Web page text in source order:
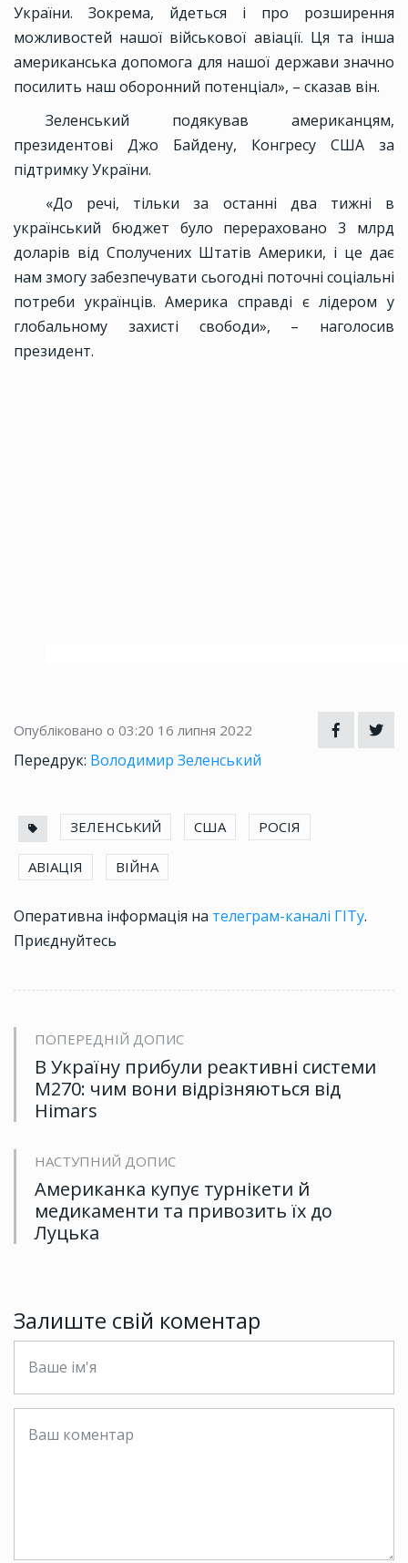
України. Зокрема, йдеться і про розширення
можливостей нашої військової авіації. Ця та інша
американська допомога для нашої держави значно
посилить наш оборонний потенціал», – сказав він.
Зеленський подякував американцям,
президентові Джо Байдену, Конгресу США за
підтримку України.
«До речі, тільки за останні два тижні в
український бюджет було перераховано 3 млрд
доларів від Сполучених Штатів Америки, і це дає
нам змогу забезпечувати сьогодні поточні соціальні
потреби українців. Америка справді є лідером у
глобальному захисті свободи», – наголосив
президент.
Опубліковано о 03:20 16 липня 2022
Передрук: Володимир Зеленський
ЗЕЛЕНСЬКИЙ США РОСІЯ
АВІАЦІЯ ВІЙНА
Оперативна інформація на телеграм-каналі ГІТу.
Приєднуйтесь
ПОПЕРЕДНІЙ ДОПИС
В Україну прибули реактивні системи
M270: чим вони відрізняються від
Himars
НАСТУПНИЙ ДОПИС
Американка купує турнікети й
медикаменти та привозить їх до
Луцька
Залиште свій коментар